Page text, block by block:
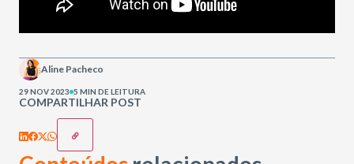
COMPARTILHAR POST
Aline Pacheco
29 NOV 2023 5 MIN DE LEITURA